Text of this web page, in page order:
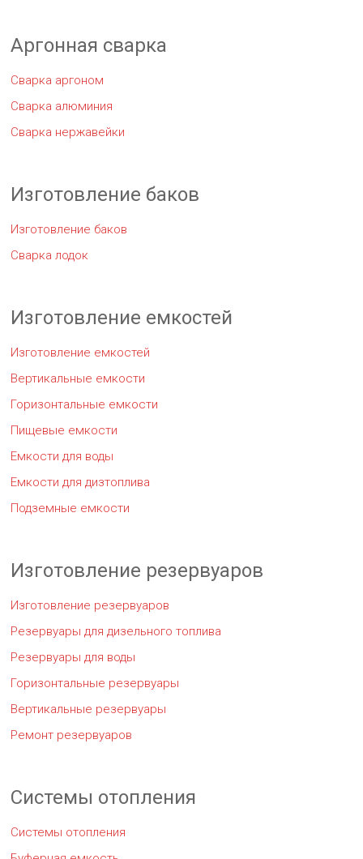
Аргонная сварка
Сварка аргоном
Сварка алюминия
Сварка нержавейки
Изготовление баков
Изготовление баков
Сварка лодок
Изготовление емкостей
Изготовление емкостей
Вертикальные емкости
Горизонтальные емкости
Пищевые емкости
Емкости для воды
Емкости для дизтоплива
Подземные емкости
Изготовление резервуаров
Изготовление резервуаров
Резервуары для дизельного топлива
Резервуары для воды
Горизонтальные резервуары
Вертикальные резервуары
Ремонт резервуаров
Системы отопления
Системы отопления